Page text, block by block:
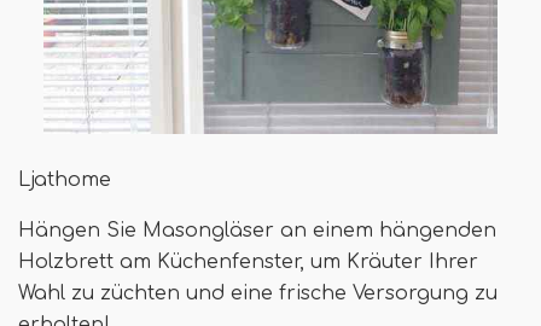
Ljathome
Hängen Sie Masongläser an einem hängenden
Holzbrett am Küchenfenster, um Kräuter Ihrer
Wahl zu züchten und eine frische Versorgung zu